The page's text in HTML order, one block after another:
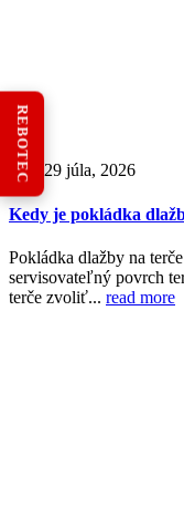
29júl 29 júla, 2026
Kedy je pokládka
Pokládka dlažby na
servisovateľný povrch
terče zvoliť... read more
REBOTEC